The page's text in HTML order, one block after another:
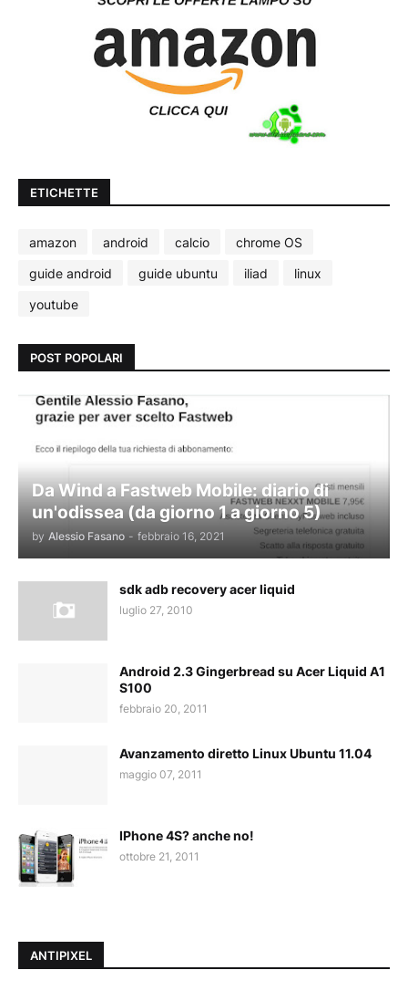
ETICHETTE
amazon android calcio
chrome OS
guide android
guide ubuntu iliad
linux
youtube
POST POPOLARI
Da Wind a Fastweb Mobile: diario di
un'odissea (da giorno 1 a giorno 5)
by Alessio Fasano - febbraio 16, 2021
sdk adb recovery acer liquid
luglio 27, 2010
Android 2.3 Gingerbread su Acer Liquid A1
S100
febbraio 20, 2011
Avanzamento diretto Linux Ubuntu 11.04
maggio 07, 2011
IPhone 4S? anche no!
ottobre 21, 2011
ANTIPIXEL